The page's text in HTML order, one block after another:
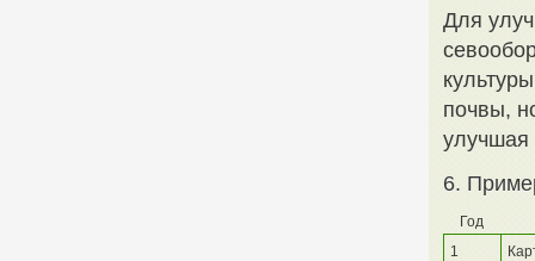
Для
почвы,
улучшая
6.
Год
1